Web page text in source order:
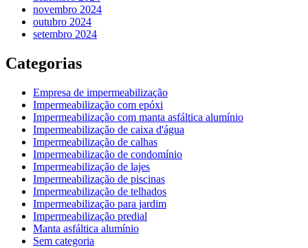
novembro 2024
outubro 2024
setembro 2024
Categorias
Empresa de impermeabilização
Impermeabilização com epóxi
Impermeabilização com manta asfáltica alumínio
Impermeabilização de caixa d'água
Impermeabilização de calhas
Impermeabilização de condomínio
Impermeabilização de lajes
Impermeabilização de piscinas
Impermeabilização de telhados
Impermeabilização para jardim
Impermeabilização predial
Manta asfáltica alumínio
Sem categoria